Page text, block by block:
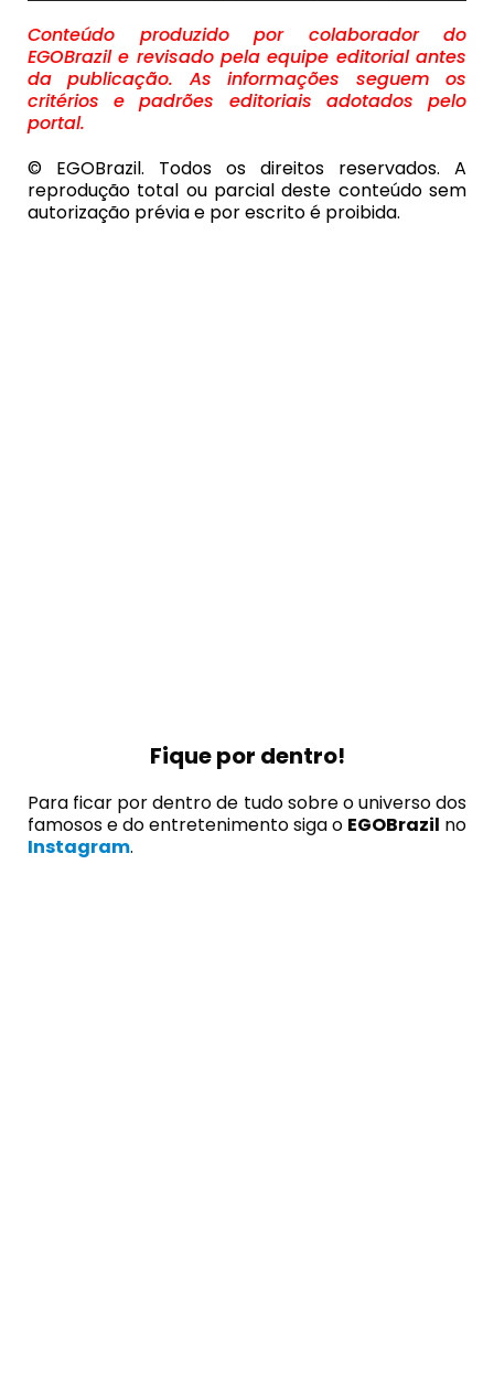
Conteúdo produzido por colaborador do
EGOBrazil e revisado pela equipe editorial antes
da publicação. As informações seguem os
critérios e padrões editoriais adotados pelo
portal.
© EGOBrazil. Todos os direitos reservados. A
reprodução total ou parcial deste conteúdo sem
autorização prévia e por escrito é proibida.
Fique por dentro!
Para ficar por dentro de tudo sobre o universo dos
famosos e do entretenimento siga o EGOBrazil no
Instagram.